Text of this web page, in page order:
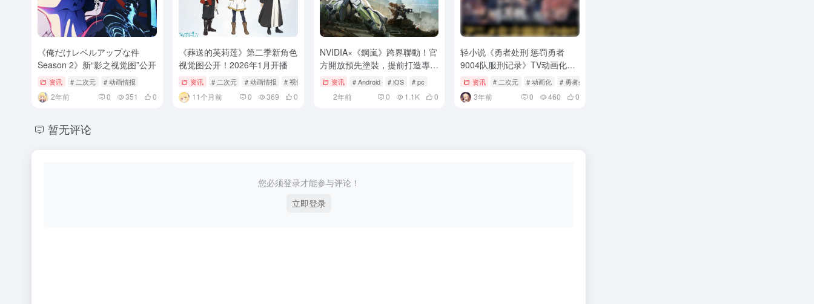
《俺だけレベルアップな件
Season 2》新“影之视觉图”公开
资讯 # 二次元 # 动画情报
2年前 0 351 0
《葬送的芙莉莲》第二季新角色
视觉图公开！2026年1月开播
资讯 # 二次元 # 动画情报 # 视觉图
11个月前 0 369 0
NVIDIA×《鋼嵐》跨界聯動！官
方開放預先塗裝，提前打造專屬
小隊资讯 # Android # iOS # pc
2年前 0 1.1K 0
轻小说《勇者处刑 惩罚勇者
9004队服刑记录》TV动画化决
定，PV公开
资讯 # 二次元 # 动画化 # 勇者处刑
3年前 0 460 0
暂无评论
您必须登录才能参与评论！
立即登录